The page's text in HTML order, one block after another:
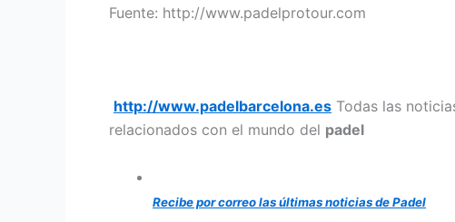
Fuente: http://www.padelprotour.com
http://www.padelbarcelona.es Todas las
relacionados con el mundo del padel
Recibe por correo las últimas noticias de Padel